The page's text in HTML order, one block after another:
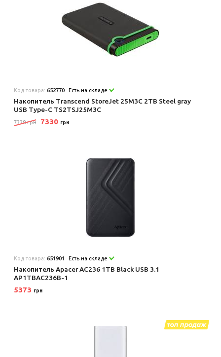
Код товара:652770 Есть на складе
Накопитель Transcend StoreJet 25M3C 2TB Steel gray
USB Type-C TS2TSJ25M3C
7338 грн 7330 грн
Код товара:651901 Есть на складе
Накопитель Apacer AC236 1TB Black USB 3.1
AP1TBAC236B-1
5373 грн